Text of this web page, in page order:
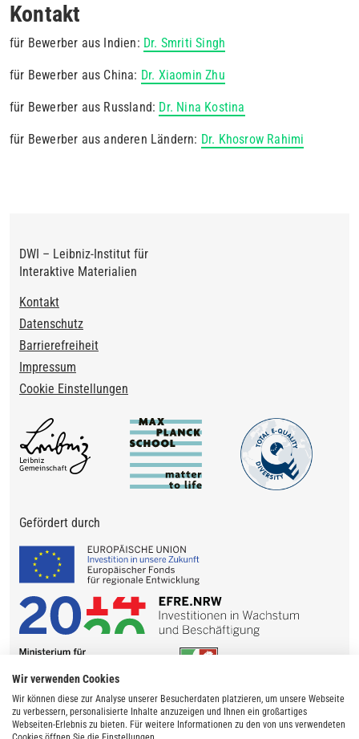
Kontakt
für Bewerber aus Indien: Dr. Smriti Singh
für Bewerber aus China: Dr. Xiaomin Zhu
für Bewerber aus Russland: Dr. Nina Kostina
für Bewerber aus anderen Ländern: Dr. Khosrow Rahimi
DWI – Leibniz-Institut für
Interaktive Materialien
Footer
Kontakt
Datenschutz
Barrierefreiheit
Impressum
Cookie Einstellungen
Gefördert durch
Wir verwenden Cookies
Wir können diese zur Analyse unserer Besucherdaten platzieren, um unsere Webseite
zu verbessern, personalisierte Inhalte anzuzeigen und Ihnen ein großartiges
Webseiten-Erlebnis zu bieten. Für weitere Informationen zu den von uns verwendeten